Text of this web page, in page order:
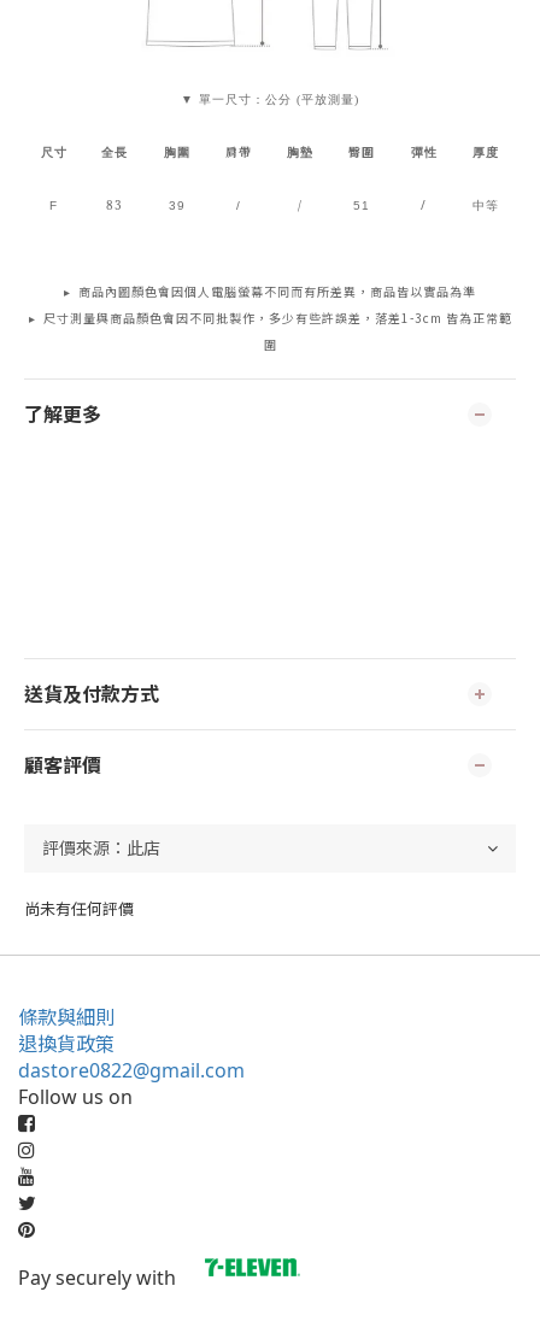
▼ 單一尺寸：公分 (平放測量)
尺寸 全長 胸圍 肩帶 胸墊 臀圍 彈性 厚度
F 83 39 / / 51 / 中等
▸ 商品內圖顏色會因個人電腦螢幕不同而有所差異，商品皆以實品為準
▸ 尺寸測量與商品顏色會因不同批製作，多少有些許誤差，落差1-3cm 皆為正常範
圍
了解更多
送貨及付款方式
顧客評價
尚未有任何評價
條款與細則
退換貨政策
dastore0822@gmail.com
Follow us on
Pay securely with